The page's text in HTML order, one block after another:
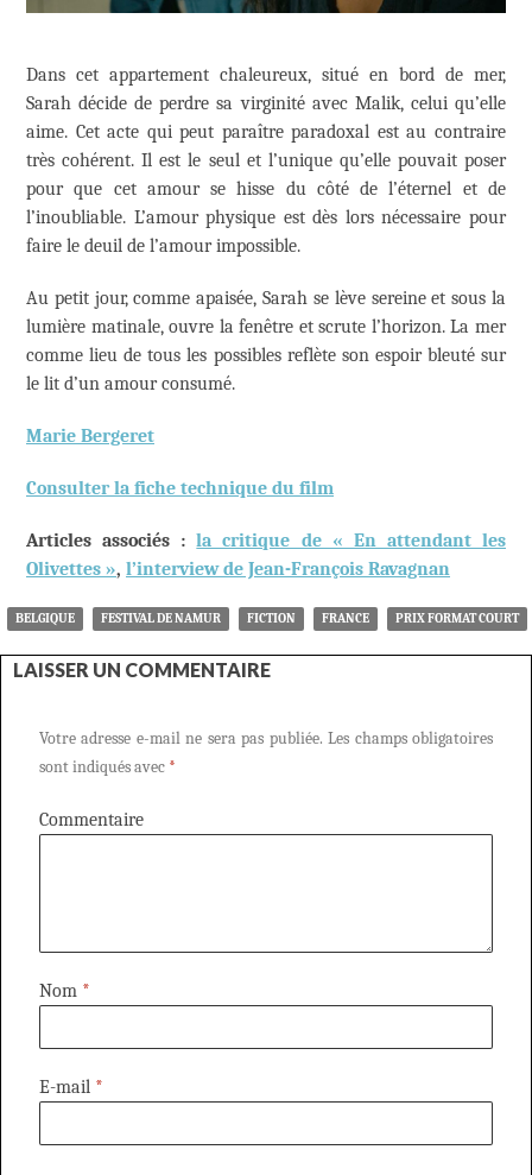
Dans cet appartement chaleureux, situé en bord de mer,
Sarah décide de perdre sa virginité avec Malik, celui qu’elle
aime. Cet acte qui peut paraître paradoxal est au contraire
très cohérent. Il est le seul et l’unique qu’elle pouvait poser
pour que cet amour se hisse du côté de l’éternel et de
l’inoubliable. L’amour physique est dès lors nécessaire pour
faire le deuil de l’amour impossible.
Au petit jour, comme apaisée, Sarah se lève sereine et sous la
lumière matinale, ouvre la fenêtre et scrute l’horizon. La mer
comme lieu de tous les possibles reflète son espoir bleuté sur
le lit d’un amour consumé.
Marie Bergeret
Consulter la fiche technique du film
Articles associés :la critique de « En attendant les
Olivettes », l’interview de Jean-François Ravagnan
BELGIQUE FESTIVAL DE NAMUR FICTION FRANCE PRIX FORMAT COURT
LAISSER UN COMMENTAIRE
Votre adresse e-mail ne sera pas publiée. Les champs obligatoires
sont indiqués avec *
Commentaire
Nom *
E-mail *